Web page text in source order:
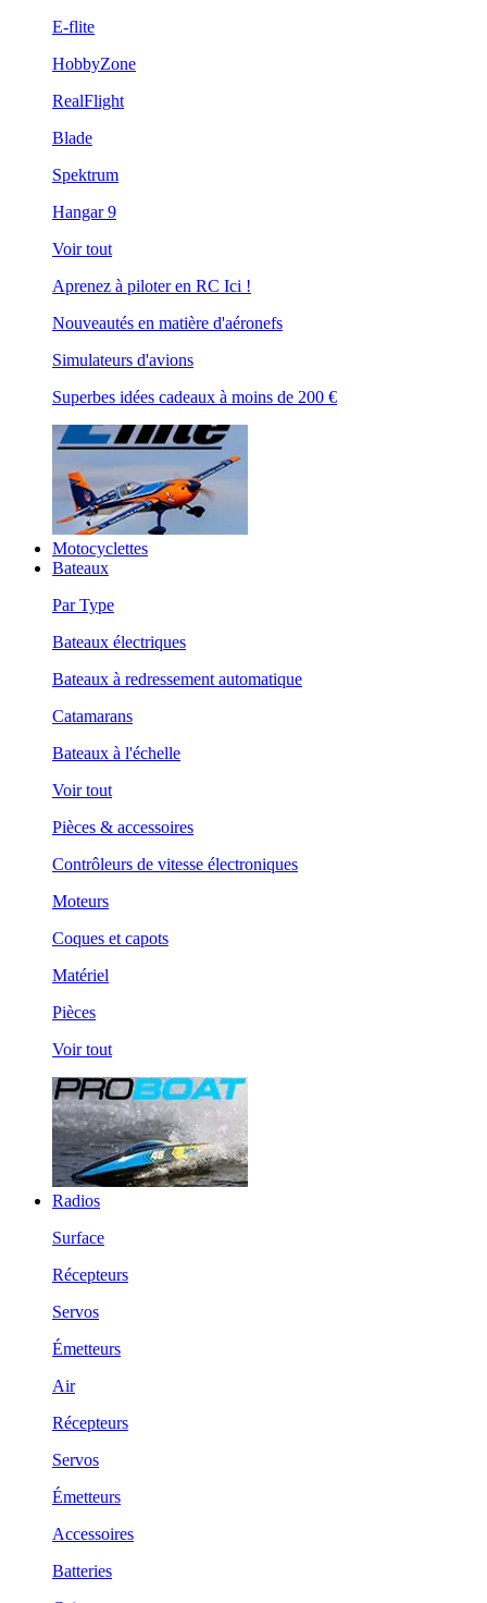
E-flite
HobbyZone
RealFlight
Blade
Spektrum
Hangar 9
Voir tout
Aprenez à piloter en RC Ici !
Nouveautés en matière d'aéronefs
Simulateurs d'avions
Superbes idées cadeaux à moins de 200 €
Motocyclettes
Bateaux
Par Type
Bateaux électriques
Bateaux à redressement automatique
Catamarans
Bateaux à l'échelle
Voir tout
Pièces & accessoires
Contrôleurs de vitesse électroniques
Moteurs
Coques et capots
Matériel
Pièces
Voir tout
Radios
Surface
Récepteurs
Servos
Émetteurs
Air
Récepteurs
Servos
Émetteurs
Accessoires
Batteries